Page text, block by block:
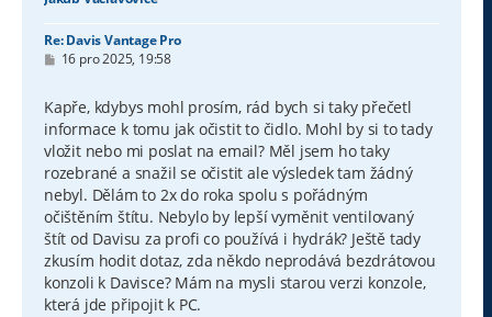
Re: Davis Vantage Pro
P
s
p
ě
v
k
16 pro 2025, 19:58
Kapře, kdybys mohl prosím, rád bych si taky přečetl
informace k tomu jak očistit to čidlo. Mohl by si to tady
vložit nebo mi poslat na email? Měl jsem ho taky
rozebrané a snažil se očistit ale výsledek tam žádný
nebyl. Dělám to 2x do roka spolu s pořádným
očištěním štítu. Nebylo by lepší vyměnit ventilovaný
štít od Davisu za profi co používá i hydrák? Ještě tady
zkusím hodit dotaz, zda někdo neprodává bezdrátovou
konzoli k Davisce? Mám na mysli starou verzi konzole,
která jde připojit k PC.